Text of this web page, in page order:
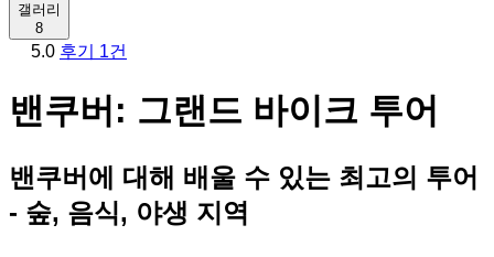
갤러리
8
5.0 후기 1건
밴쿠버: 그랜드 바이크 투어
밴쿠버에 대해 배울 수 있는 최고의 투어
- 숲, 음식, 야생 지역